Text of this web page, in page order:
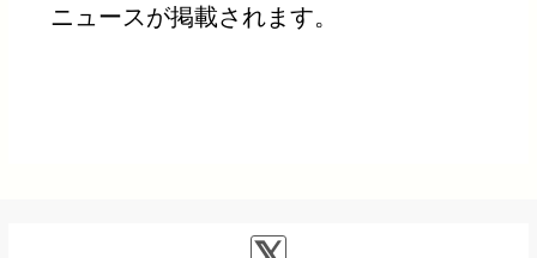
ニュースが掲載されます。